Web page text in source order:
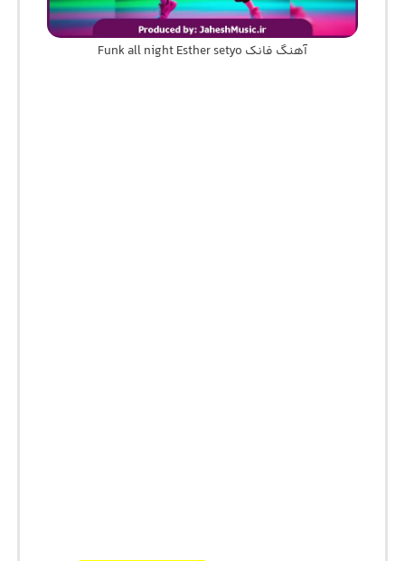
آهنگ فانک Funk all night Esther setyo